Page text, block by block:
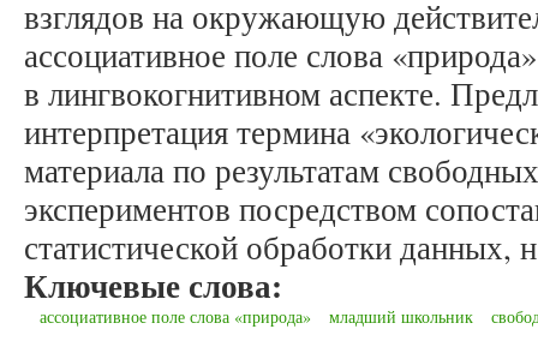
взглядов на окружающую
ассоциативное поле слова
в лингвокогнитивном аспекте.
интерпретация термина
материала по результатам
экспериментов посредством
статистической обработки данных,
Ключевые слова:
ассоциативное поле слова «природа» младший школьник